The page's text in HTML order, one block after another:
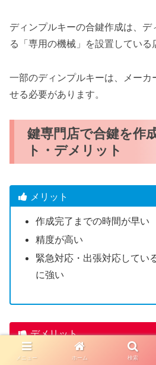
ディンプルキーの合鍵作成は、デ
る「専用の機械」を設置している
一部のディンプルキーは、メー
せる必要があります。
鍵専門店で合鍵を作
ト・デメリット
メリット
作成完了までの時間が早い
精度が高い
緊急対応・出張対応してい
に強い
デメリット
一部のディンプルキーは店
メニュー ホーム 検索